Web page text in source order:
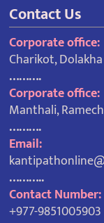
Contact Us
Corporate office:
Charikot, Dolakha
……….
Corporate office:
Manthali,
……….
Email:
………..
Contact Number:
+977-9851005903